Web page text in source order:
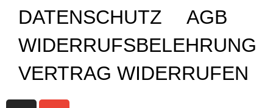
DATENSCHUTZ
AGB
WIDERRUFSBELEHRUNG
VERTRAG WIDERRUFEN